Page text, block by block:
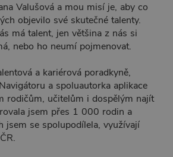
Valušová a mou misí je, aby co
objevilo své skutečné talenty.
má talent, jen většina z nás si
nebo ho neumí pojmenovat.
a kariérová poradkyně,
a spoluautorka aplikace
rodičům, učitelům i dospělým najít
jsem přes 1 000 rodin a
jsem se spolupodílela, využívají